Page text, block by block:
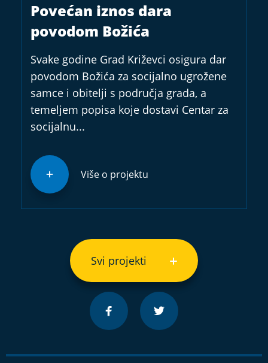
Povećan iznos dara
povodom Božića
Svake godine Grad Križevci osigura dar
povodom Božića za socijalno ugrožene
samce i obitelji s područja grada, a
temeljem popisa koje dostavi Centar za
socijalnu...
Više o projektu
Svi projekti